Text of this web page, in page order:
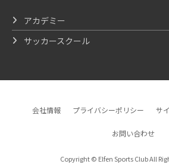
アカデミー
サッカースクール
会社情報 プライバシーポリシー サ
お問い合わせ
Copyright © Elfen Sports Club All